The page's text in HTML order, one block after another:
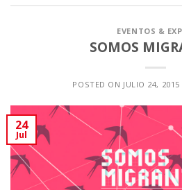
EVENTOS &
SOMOS
POSTED ON JULIO 24, 2015
24
Jul